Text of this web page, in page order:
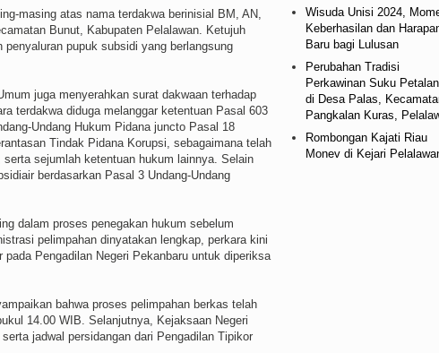
masing atas nama terdakwa berinisial BM, AN,
Bunut, Kabupaten Pelalawan. Ketujuh
pupuk subsidi yang berlangsung
juga menyerahkan surat dakwaan terhadap
terdakwa diduga melanggar ketentuan Pasal 603
Undang Hukum Pidana juncto Pasal 18
Tindak Pidana Korupsi, sebagaimana telah
serta sejumlah ketentuan hukum lainnya. Selain
berdasarkan Pasal 3 Undang-Undang
dalam proses penegakan hukum sebelum
pelimpahan dinyatakan lengkap, perkara kini
Pengadilan Negeri Pekanbaru untuk diperiksa
bahwa proses pelimpahan berkas telah
14.00 WIB. Selanjutnya, Kejaksaan Negeri
jadwal persidangan dari Pengadilan Tipikor
Wisuda Unisi 2024,
Keberhasilan dan
Baru bagi Lulusan
Perubahan Tradisi
Perkawinan Suku
di Desa Palas,
Pangkalan Kuras,
Rombongan Kajati Riau
Monev di Kejari